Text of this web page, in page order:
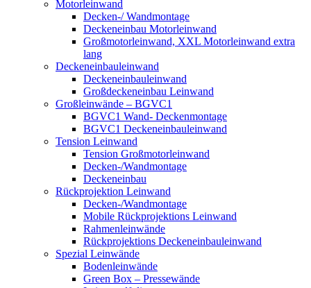
Motorleinwand
Decken-/ Wandmontage
Deckeneinbau Motorleinwand
Großmotorleinwand, XXL Motorleinwand extra
lang
Deckeneinbauleinwand
Deckeneinbauleinwand
Großdeckeneinbau Leinwand
Großleinwände – BGVC1
BGVC1 Wand- Deckenmontage
BGVC1 Deckeneinbauleinwand
Tension Leinwand
Tension Großmotorleinwand
Decken-/Wandmontage
Deckeneinbau
Rückprojektion Leinwand
Decken-/Wandmontage
Mobile Rückprojektions Leinwand
Rahmenleinwände
Rückprojektions Deckeneinbauleinwand
Spezial Leinwände
Bodenleinwände
Green Box – Pressewände